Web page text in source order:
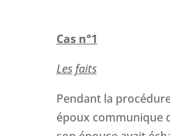
Cas n°1
Les faits
Pendant la
époux communique